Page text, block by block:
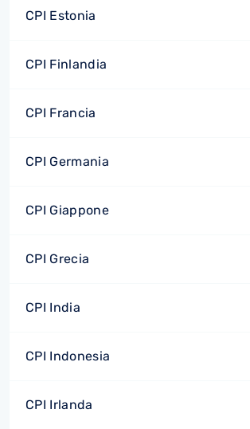
CPI Estonia
CPI Finlandia
CPI Francia
CPI Germania
CPI Giappone
CPI Grecia
CPI India
CPI Indonesia
CPI Irlanda